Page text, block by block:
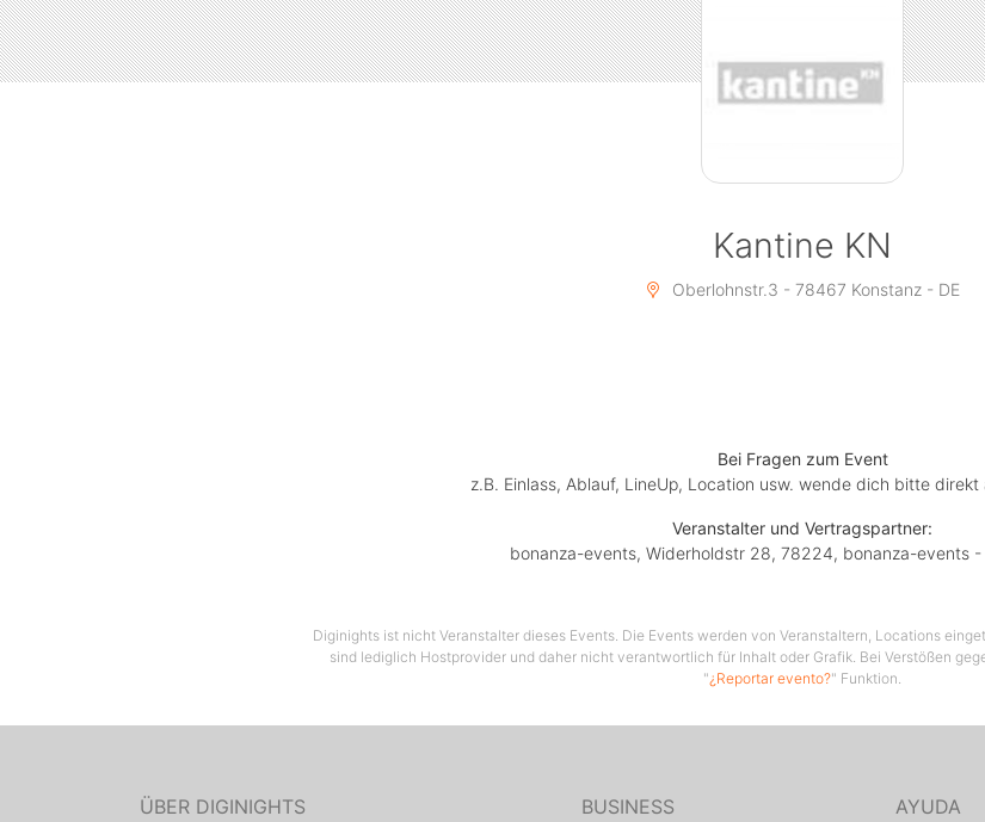
Kantine KN
Oberlohnstr.3 - 78467 Konstanz - DE
Bei Fragen zum Event
z.B. Einlass, Ablauf, LineUp, Location usw. wende dich bitte
Veranstalter und Vertragspartner:
bonanza-events, Widerholdstr 28, 78224, bonanza-events
Diginights ist nicht Veranstalter dieses Events. Die Events werden von Veranstaltern, Locations
sind lediglich Hostprovider und daher nicht verantwortlich für Inhalt oder Grafik. Bei Verstößen
"¿Reportar evento?" Funktion.
ÜBER DIGINIGHTS BUSINESS AYUDA